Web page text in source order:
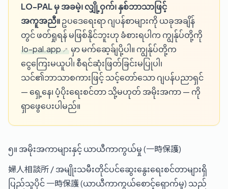
LO-PAL မှ အခမဲ့၊ လျှို့ဝှက်၊ နှစ်ဘာသာဖြင့်
အကူအညီ။ဥပဒေရေးရာ ဂျပန်စာများကို ယခုအချိန်
တွင် ဖတ်ရှုရန် မဖြစ်နိုင်ဘူးဟု ခံစားရပါက ကျွန်ုပ်တို့ကို
lo-pal.app
မှာ မက်ဆေ့ခ်ျပို့ပါ။ ကျွန်ုပ်တို့က
ငွေကြေးမယူပါ၊ စီရင်ဆုံးဖြတ်ခြင်းမပြုပါ၊
သင်၏ဘာသာစကားဖြင့် သင့်တော်သော ဂျပန်ပညာရှင်
— ရှေ့နေ၊ ပံ့ပိုးရေးစင်တာ သို့မဟုတ် အမိုးအကာ — ကို
ရှာဖွေပေးပါမည်။
၅။ အမိုးအကာများနှင့် ယာယီကာကွယ်မှု (一時保護)
婦人相談所 / အမျိုးသမီးတိုင်ပင်ဆွေးနွေးရေးစင်တာများရှိ
ပြည်သူပိုင် 一時保護 (ယာယီကာကွယ်စောင့်ရှောက်မှု) သည်